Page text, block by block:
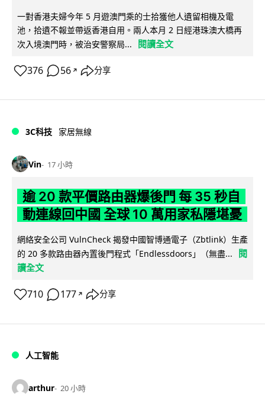
一對香港夫婦今年 5 月遊澳門乘的士拾獲他人遺留相機及電
池，拾遺不報並帶返香港自用。兩人本月 2 日經港珠澳大橋再
次入境澳門時，被治安警察局...
閱讀全文
376 56 ↗ 分享
3C科技 家居無線
Vin 17 小時
逾 20 款平價路由器爆後門 每 35 秒自
動連線回中國 全球 10 萬用家私隱堪憂
網絡安全公司 VulnCheck 揭發中國智博通電子（Zbtlink）生產
的 20 多款路由器內置後門程式「Endlessdoors」（無盡...
閱
讀全文
710 177 ↗ 分享
人工智能
arthur 20 小時